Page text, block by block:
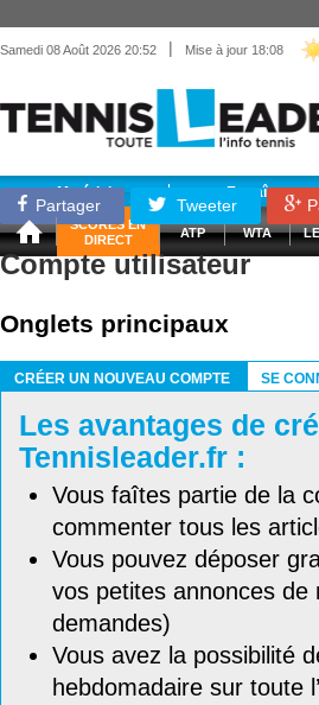
Samedi 08 Août 2026 20:52 | Mise à jour 18:08
Matériel Entraînement
SCORES EN
DIRECT
ATP WTA
Partager Tweeter
Compte utilisateur
Onglets principaux
CRÉER UN NOUVEAU COMPTE
SE
Les avantages de
Tennisleader.fr :
Vous faîtes partie de la
commenter tous les
Vous pouvez déposer
vos petites annonces
demandes)
Vous avez la possibilité
hebdomadaire sur toute